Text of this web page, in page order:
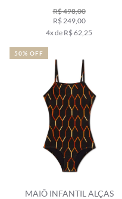
R$ 498,00
R$ 249,00
4x de R$ 62,25
MAIÔ INFANTIL ALÇAS
50% OFF